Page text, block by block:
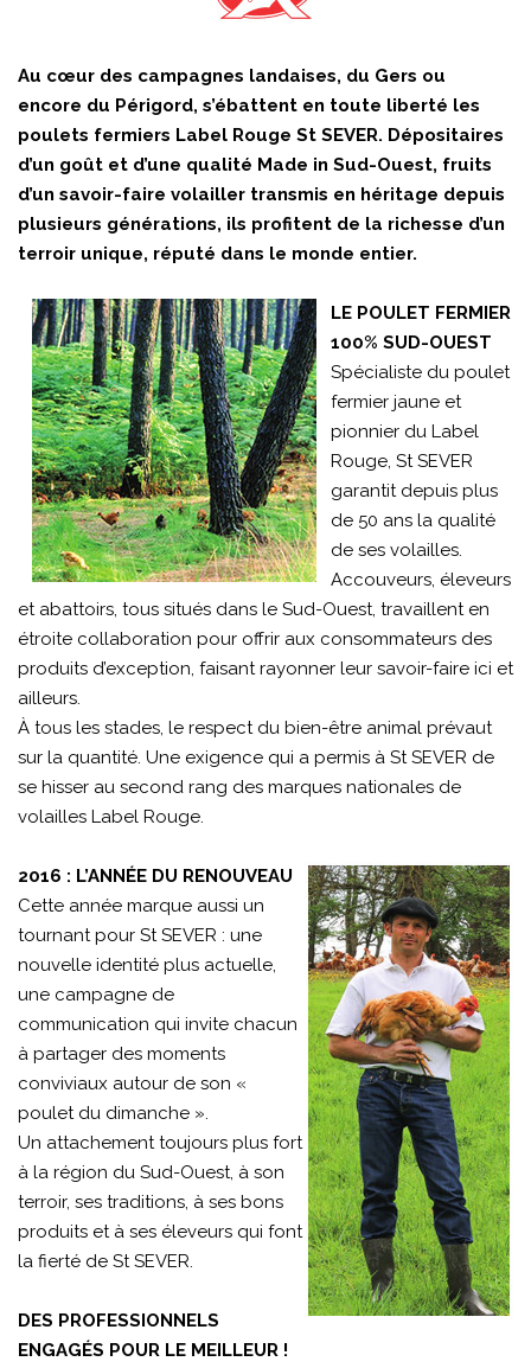
Au cœur des campagnes landaises, du Gers ou
encore du Périgord, s’ébattent en toute liberté les
poulets fermiers Label Rouge St SEVER. Dépositaires
d’un goût et d’une qualité Made in Sud-Ouest, fruits
d’un savoir-faire volailler transmis en héritage depuis
plusieurs générations, ils profitent de la richesse d’un
terroir unique, réputé dans le monde entier.
LE POULET FERMIER
100% SUD-OUEST
Spécialiste du poulet
fermier jaune et
pionnier du Label
Rouge, St SEVER
garantit depuis plus
de 50 ans la qualité
de ses volailles.
Accouveurs, éleveurs
et abattoirs, tous situés dans le Sud-Ouest, travaillent en
étroite collaboration pour offrir aux consommateurs des
produits d’exception, faisant rayonner leur savoir-faire ici et
ailleurs.
À tous les stades, le respect du bien-être animal prévaut
sur la quantité. Une exigence qui a permis à St SEVER de
se hisser au second rang des marques nationales de
volailles Label Rouge.
2016 : L’ANNÉE DU RENOUVEAU
Cette année marque aussi un
tournant pour St SEVER : une
nouvelle identité plus actuelle,
une campagne de
communication qui invite chacun
à partager des moments
conviviaux autour de son «
poulet du dimanche ».
Un attachement toujours plus fort
à la région du Sud-Ouest, à son
terroir, ses traditions, à ses bons
produits et à ses éleveurs qui font
la fierté de St SEVER.
DES PROFESSIONNELS
ENGAGÉS POUR LE MEILLEUR !